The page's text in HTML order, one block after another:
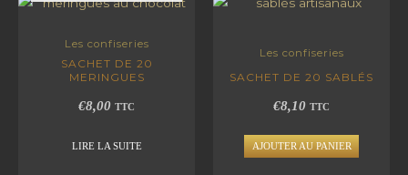
Les confiseries
SACHET DE 20
MERINGUES
€8,00 TTC
LIRE LA SUITE
Les confiseries
SACHET DE 20 SABLÉS
€8,10 TTC
AJOUTER AU PANIER